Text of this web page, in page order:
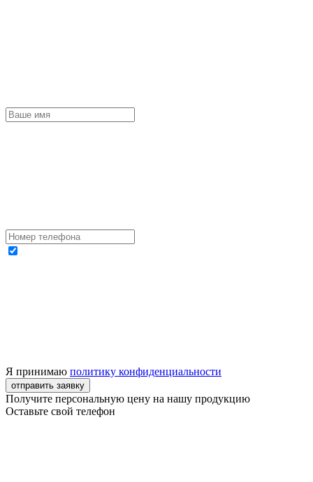
Я принимаю политику конфиденциальности
отправить заявку
Получите персональную цену на нашу продукцию
Оставьте свой телефон